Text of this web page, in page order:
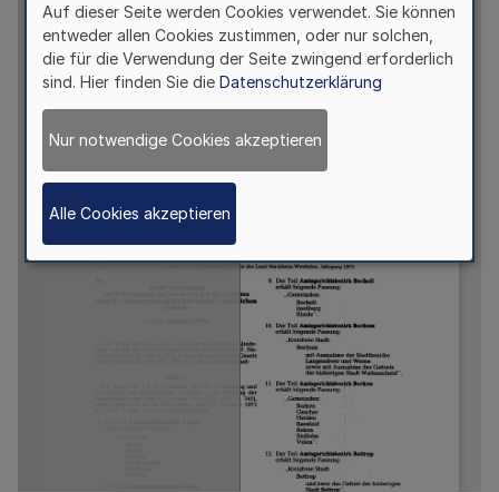
Auf dieser Seite werden Cookies verwendet. Sie können
entweder allen Cookies zustimmen, oder nur solchen,
die für die Verwendung der Seite zwingend erforderlich
sind. Hier finden Sie die Datenschutzerklärung
Nur notwendige Cookies akzeptieren
Alle Cookies akzeptieren